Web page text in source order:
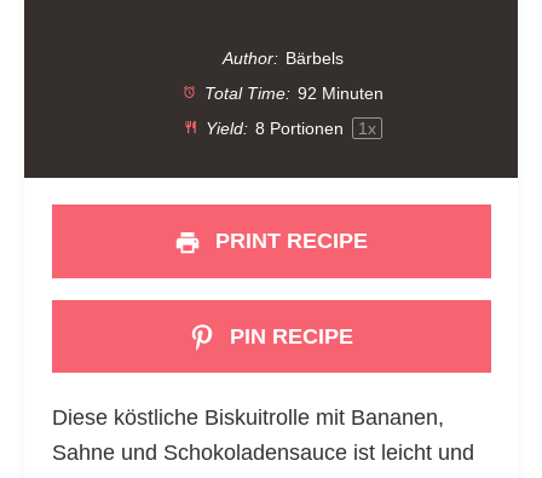
Author: Bärbels
Total Time: 92 Minuten
Yield: 8 Portionen 1x
PRINT RECIPE
PIN RECIPE
Diese köstliche Biskuitrolle mit Bananen,
Sahne und Schokoladensauce ist leicht und